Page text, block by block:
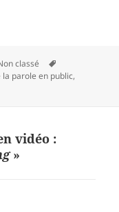
classé
clés
la parole en public,
vidéo :
»